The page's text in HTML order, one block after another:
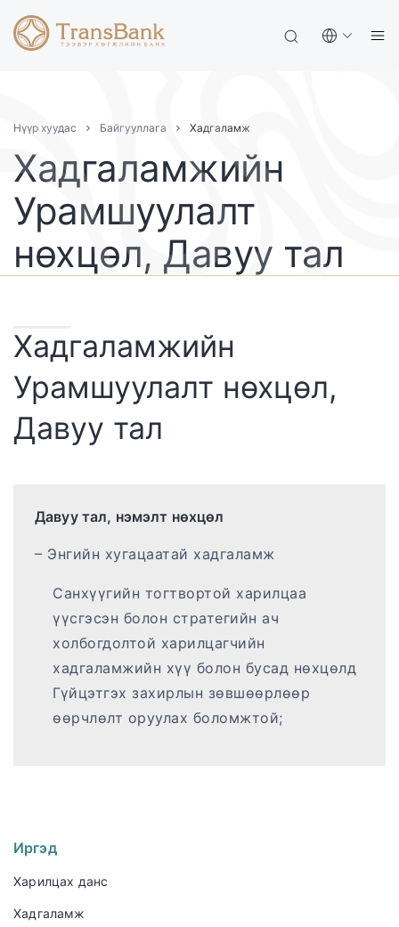
Нүүр хуудас Байгууллага Хадгаламж
Хадгаламжийн
Урамшуулалт
нөхцөл, Давуу тал
Хадгаламжийн
Урамшуулалт нөхцөл,
Давуу тал
Давуу тал, нэмэлт нөхцөл
– Энгийн хугацаатай хадгаламж
Санхүүгийн тогтвортой харилцаа
үүсгэсэн болон стратегийн ач
холбогдолтой харилцагчийн
хадгаламжийн хүү болон бусад нөхцөлд
Гүйцэтгэх захирлын зөвшөөрлөөр
өөрчлөлт оруулах боломжтой;
Иргэд
Харилцах данс
Хадгаламж